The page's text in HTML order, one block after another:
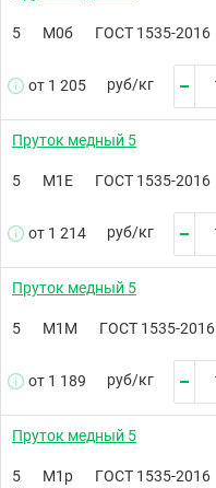
5 М0б ГОСТ 1535-2016
от 1 205 руб/кг
Пруток медный 5
5 М1Е ГОСТ 1535-2016
от 1 214 руб/кг
Пруток медный 5
5 М1М ГОСТ 1535-2016
от 1 189 руб/кг
Пруток медный 5
5 М1р ГОСТ 1535-2016